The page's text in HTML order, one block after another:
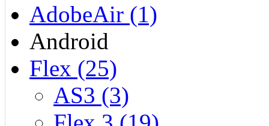
AdobeAir (1)
Android
Flex (25)
AS3 (3)